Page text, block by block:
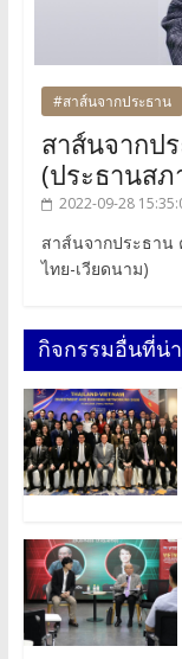
#สาส์นจากประธาน
สาส์นจากป
(ประธานสภ
2022-09-28
สาส์นจากประธาน
ไทย-เวียดนาม)
กิจกรรมอื่นที่น่